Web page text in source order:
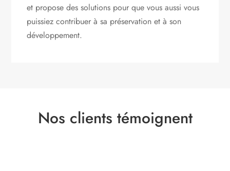
et propose des solutions pour que vous aussi vous
puissiez contribuer à sa préservation et à son
développement.
Nos clients témoignent